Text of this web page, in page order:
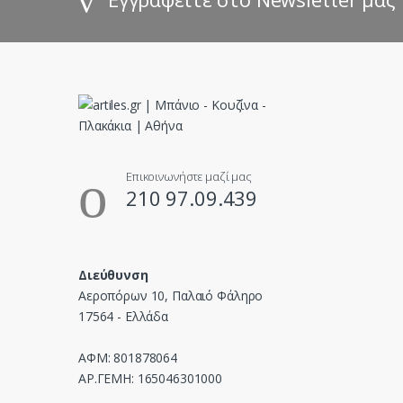
C
Επικοινωνήστε μαζί μας
210 97.09.439
Διεύθυνση
Αεροπόρων 10, Παλαιό Φάληρο
17564 - Ελλάδα
ΑΦΜ: 801878064
ΑΡ.ΓΕΜΗ: 165046301000